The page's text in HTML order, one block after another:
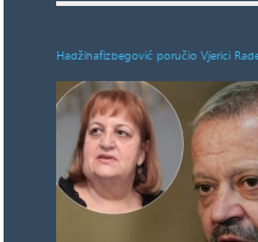
Hadžihafizbegović poručio Vjerici